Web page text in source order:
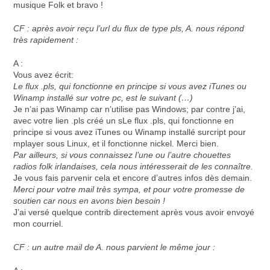
musique Folk et bravo !
CF : après avoir reçu l’url du flux de type pls, A. nous répond
très rapidement :
A :
Vous avez écrit:
Le flux .pls, qui fonctionne en principe si vous avez iTunes ou
Winamp installé sur votre pc, est le suivant (…)
Je n’ai pas Winamp car n’utilise pas Windows; par contre j’ai,
avec votre lien .pls créé un sLe flux .pls, qui fonctionne en
principe si vous avez iTunes ou Winamp installé surcript pour
mplayer sous Linux, et il fonctionne nickel. Merci bien.
Par ailleurs, si vous connaissez l’une ou l’autre chouettes
radios folk irlandaises, cela nous intéresserait de les connaître.
Je vous fais parvenir cela et encore d’autres infos dès demain.
Merci pour votre mail très sympa, et pour votre promesse de
soutien car nous en avons bien besoin !
J’ai versé quelque contrib directement après vous avoir envoyé
mon courriel.
CF : un autre mail de A. nous parvient le même jour :